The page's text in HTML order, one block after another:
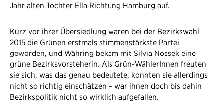
Jahr alten Tochter Ella Richtung Hamburg auf.
Kurz vor ihrer Übersiedlung waren bei der Bezirkswahl
2015 die Grünen erstmals stimmenstärkste Partei
geworden, und Währing bekam mit Silvia Nossek eine
grüne Bezirksvorsteherin. Als Grün-WählerInnen freuten
sie sich, was das genau bedeutete, konnten sie allerdings
nicht so richtig einschätzen – war ihnen doch bis dahin
Bezirkspolitik nicht so wirklich aufgefallen.